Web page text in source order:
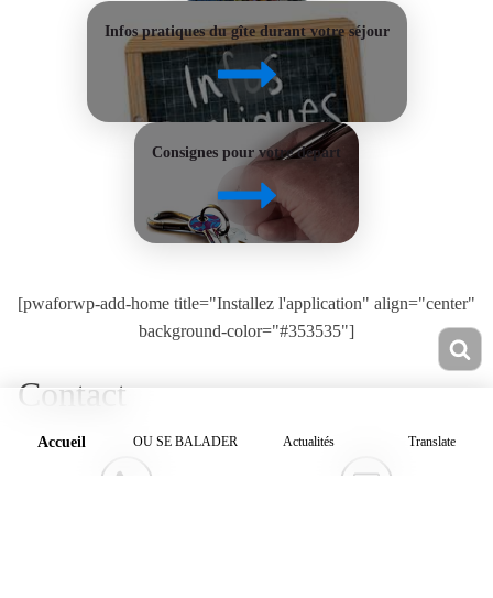
Infos pratiques du gîte durant votre séjour
Consignes pour votre départ
[pwaforwp-add-home title="Installez l'application" align="center"
background-color="#353535"]
Contact
Accueil OU SE BALADER Actualités Translate